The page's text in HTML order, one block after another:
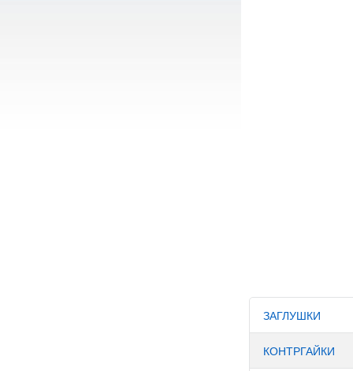
ЗАГЛУШКИ
КОНТРГАЙКИ